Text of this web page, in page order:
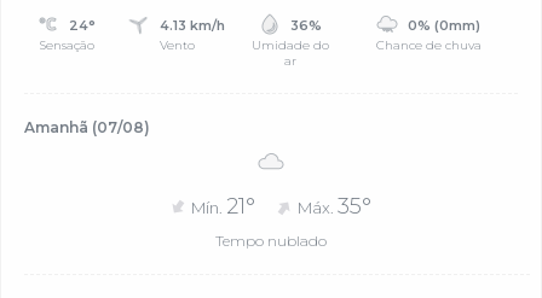
24°
Sensação
4.13 km/h
Vento
36%
Umidade do
ar
0% (0mm)
Chance de chuva
Amanhã (07/08)
Mín. 21° Máx. 35°
Tempo nublado